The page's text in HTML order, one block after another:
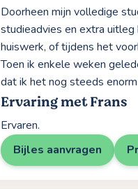
Doorheen mijn volledige
studieadvies en extra
huiswerk, of tijdens het
Toen ik enkele weken
dat ik het nog steeds
Ervaring met Frans
Ervaren.
Bijles aanvragen